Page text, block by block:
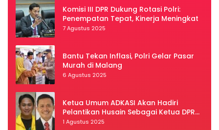
Komisi III DPR Dukung Rotasi Polri:
Penempatan Tepat, Kinerja Meningkat
7 Agustus 2025
Bantu Tekan Inflasi, Polri Gelar Pasar
Murah di Malang
6 Agustus 2025
Ketua Umum ADKASI Akan Hadiri
Pelantikan Husain Sebagai Ketua DPRD
Luwu Utara
1 Agustus 2025